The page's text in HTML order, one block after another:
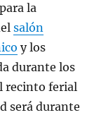
la
salón
y los
durante los
recinto ferial
será durante